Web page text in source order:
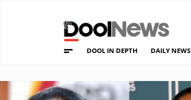
DOOL IN DEPTH DAILY NEWS